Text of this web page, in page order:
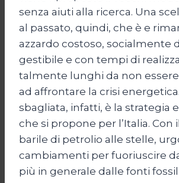
senza aiuti alla ricerca. Una
al passato, quindi, che è e
azzardo costoso, socialmente
gestibile e con tempi di
talmente lunghi da non
ad affrontare la crisi
sbagliata, infatti, è la strategia
che si propone per l’Italia. Con
barile di petrolio alle stelle,
cambiamenti per fuoriuscire
più in generale dalle fonti